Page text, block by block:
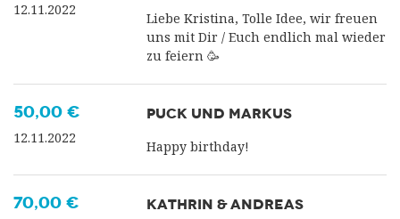
12.11.2022
Liebe Kristina, Tolle Idee, wir freuen
uns mit Dir / Euch endlich mal wieder
zu feiern 🥳
50,00 €
12.11.2022
PUCK UND MARKUS
Happy birthday!
70,00 € KATHRIN & ANDREAS